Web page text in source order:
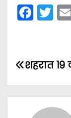
F
a
e
b
o
o
T
w
er
Pशहरात 19